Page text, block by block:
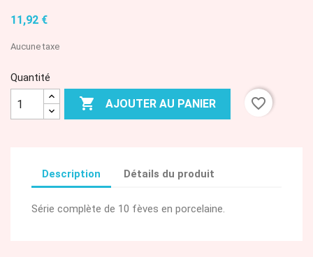
11,92 €
Aucune taxe
Quantité
 AJOUTER AU PANIER favorite_border
Description Détails du produit
Série complète de 10 fèves en porcelaine.